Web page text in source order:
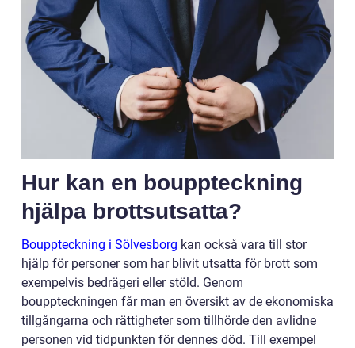
Hur kan en bouppteckning
hjälpa brottsutsatta?
Bouppteckning i Sölvesborg kan också vara till stor
hjälp för personer som har blivit utsatta för brott som
exempelvis bedrägeri eller stöld. Genom
bouppteckningen får man en översikt av de ekonomiska
tillgångarna och rättigheter som tillhörde den avlidne
personen vid tidpunkten för dennes död. Till exempel